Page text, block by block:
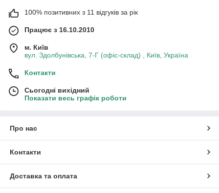
100% позитивних з 11 відгуків за рік
Працює з 16.10.2010
м. Київ
вул. Здолбунівська, 7-Г (офіс-склад) , Київ, Україна
Контакти
Сьогодні вихідний
Показати весь графік роботи
Про нас
Контакти
Доставка та оплата